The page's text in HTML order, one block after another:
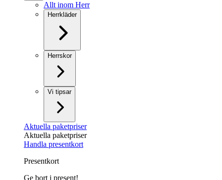
Allt inom Herr
Herrkläder
Herrskor
Vi tipsar
Aktuella paketpriser
Aktuella paketpriser
Handla presentkort
Presentkort
Ge bort i present!